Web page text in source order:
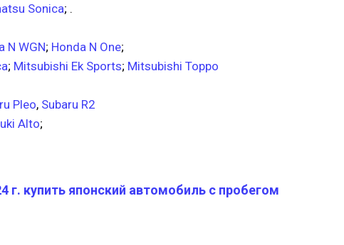
Sonica; .
N WGN; Honda N One;
; Mitsubishi Ek Sports; Mitsubishi Toppo
Pleo, Subaru R2
Alto;
г. купить японский автомобиль с пробегом